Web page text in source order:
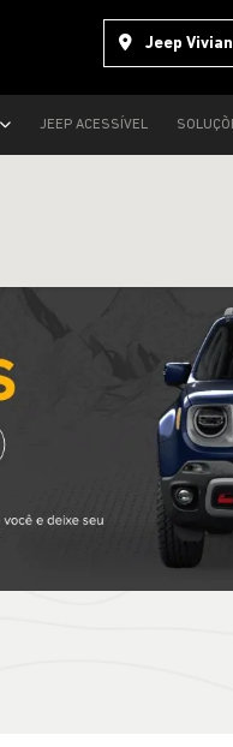
Jeep
JEEP ACESSÍVEL